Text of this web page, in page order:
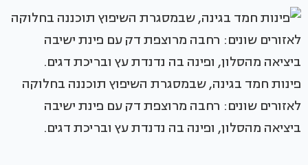
פינות חמד בגינה, שבמסגרת השיפוץ תוכננה בחלוקה
לאזורים שונים: רחבה מרוצפת דק עם פינת ישיבה
ביציאה מהסלון, ופינה בה נדנדת עץ ובריכת דגים.